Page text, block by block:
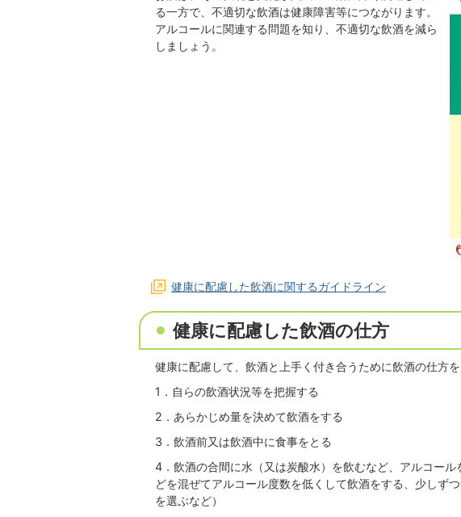
る一方で、不適切な飲酒は健康障害等につながります。
アルコールに関連する問題を知り、不適切な飲酒を減ら
しましょう。
健康に配慮した飲酒に関するガイドライン
健康に配慮した飲酒の仕方
健康に配慮して、飲酒と上手く付き合うために飲酒の仕方を
1．自らの飲酒状況等を把握する
2．あらかじめ量を決めて飲酒をする
3．飲酒前又は飲酒中に食事をとる
4．飲酒の合間に水（又は炭酸水）を飲むなど、アルコー
どを混ぜてアルコール度数を低くして飲酒をする、少しず
を選ぶなど）